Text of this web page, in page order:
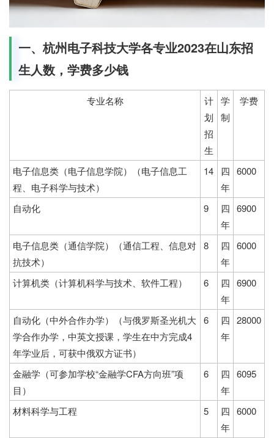
一、杭州电子科技大学各专业2023在山东招
生人数，学费多少钱
专业名称
计
划
招
生
学
制
学费
电子信息类（电子信息学院）（电子信息工
程、电子科学与技术）
14
四
年
6000
自动化 9
四
年
6900
电子信息类（通信学院）（通信工程、信息对
抗技术）
8
四
年
6000
计算机类（计算机科学与技术、软件工程） 6
四
年
6900
自动化（中外合作办学）（与俄罗斯圣光机大
学合作办学，中英文授课，学生在中方完成4
年学业后，可获中俄双方证书）
6
四
年
28000
金融学（可参加学校“金融学CFA方向班”项
目）
6
四
年
6095
材料科学与工程 5
四
年
6000